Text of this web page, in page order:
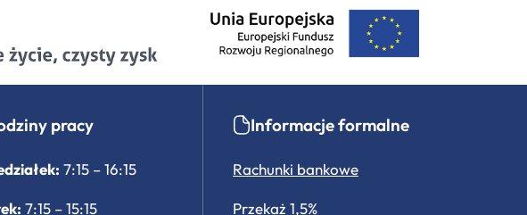
pracy
7:15 – 16:15
7:15 – 15:15
Informacje formalne
Rachunki bankowe
Przekaż 1,5%